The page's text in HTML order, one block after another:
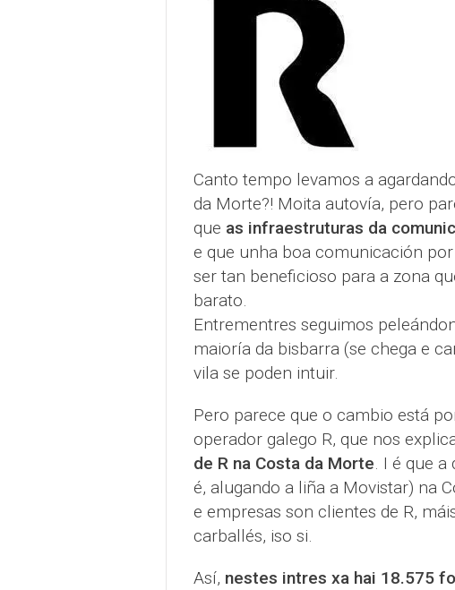
Canto tempo levamos a
da Morte?! Moita autovía, pero
que as infraestruturas da
e que unha boa comunicación
ser tan beneficioso para a zona
barato.
Entrementres seguimos
maioría da bisbarra (se chega e
vila se poden intuir.
Pero parece que o cambio está
operador galego R, que nos
de R na Costa da Morte . I é que
é, alugando a liña a Movistar) na
e empresas son clientes de R,
carballés, iso si.
Así, nestes intres xa hai 18.575